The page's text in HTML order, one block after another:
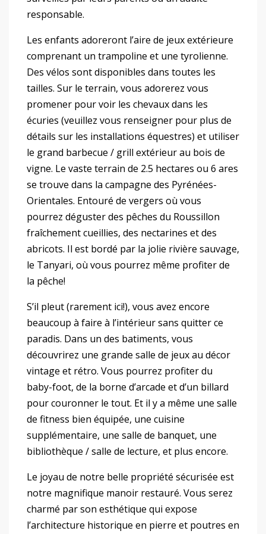
responsable.
Les enfants adoreront l’aire de jeux extérieure
comprenant un trampoline et une tyrolienne.
Des vélos sont disponibles dans toutes les
tailles. Sur le terrain, vous adorerez vous
promener pour voir les chevaux dans les
écuries (veuillez vous renseigner pour plus de
détails sur les installations équestres) et utiliser
le grand barbecue / grill extérieur au bois de
vigne. Le vaste terrain de 2.5 hectares ou 6 ares
se trouve dans la campagne des Pyrénées-
Orientales. Entouré de vergers où vous
pourrez déguster des pêches du Roussillon
fraîchement cueillies, des nectarines et des
abricots. Il est bordé par la jolie rivière sauvage,
le Tanyari, où vous pourrez même profiter de
la pêche!
S’il pleut (rarement ici!), vous avez encore
beaucoup à faire à l’intérieur sans quitter ce
paradis. Dans un des batiments, vous
découvrirez une grande salle de jeux au décor
vintage et rétro. Vous pourrez profiter du
baby-foot, de la borne d’arcade et d’un billard
pour couronner le tout. Et il y a même une salle
de fitness bien équipée, une cuisine
supplémentaire, une salle de banquet, une
bibliothèque / salle de lecture, et plus encore.
Le joyau de notre belle propriété sécurisée est
notre magnifique manoir restauré. Vous serez
charmé par son esthétique qui expose
l’architecture historique en pierre et poutres en